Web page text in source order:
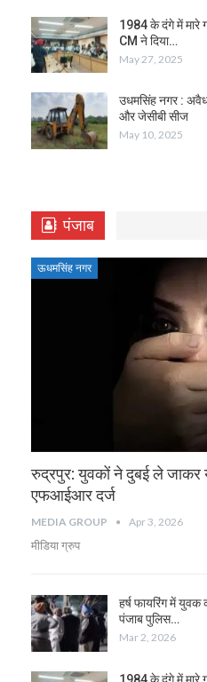
1984 के दंगे में मारे
CM ने दिया…
May 27, 2025
उधमसिंह नगर :
और जेसीबी सीज
May 10, 2025
पंजाब
ऊधमसिंह नगर
रुद्रपुर: युवकों ने दुबई ले जाकर
एफआईआर दर्ज
MEDIA GROUP Apr 3, 2026
मीडिया ग्रुप
हर्ष फायरिंग में युवक
पंजाब पुलिस…
Mar 2, 2026
1984 के दंगे में मारे